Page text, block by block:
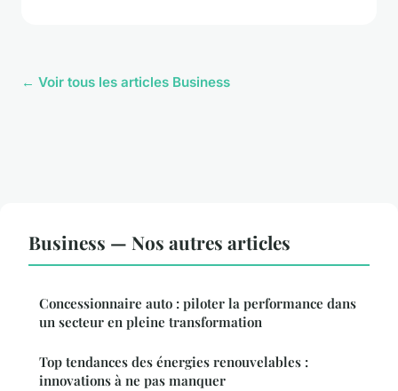
← Voir tous les articles Business
Business — Nos autres articles
Concessionnaire auto : piloter la performance dans
un secteur en pleine transformation
Top tendances des énergies renouvelables :
innovations à ne pas manquer